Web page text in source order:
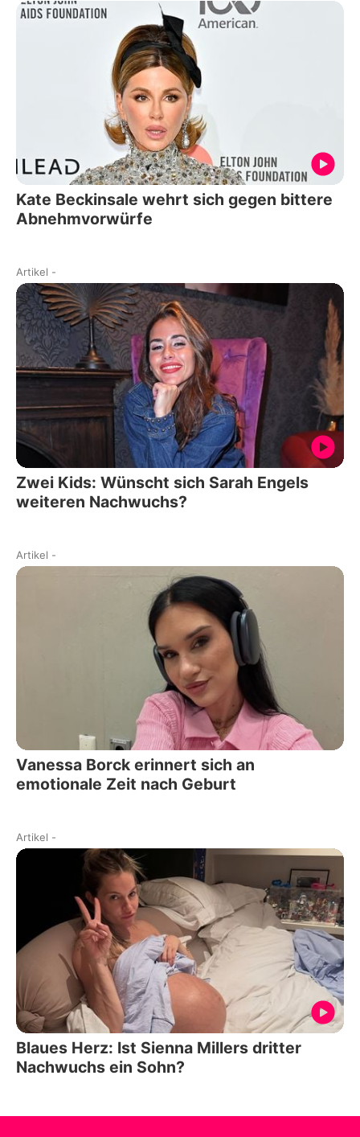
Kate Beckinsale wehrt sich gegen bittere
Abnehmvorwürfe
Artikel -
Zwei Kids: Wünscht sich Sarah Engels
weiteren Nachwuchs?
Artikel -
Vanessa Borck erinnert sich an
emotionale Zeit nach Geburt
Artikel -
Blaues Herz: Ist Sienna Millers dritter
Nachwuchs ein Sohn?